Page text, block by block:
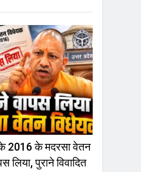
के 2016 के मदरसा वेतन
लिया, पुराने विवादित